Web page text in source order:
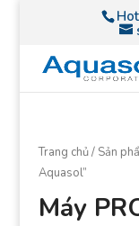
Trang chủ/ Sản
Aquasol”
Máy